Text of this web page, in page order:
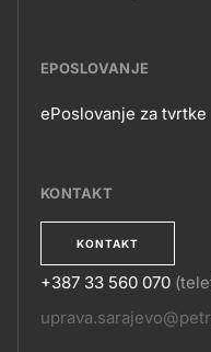
EPOSLOVANJE
ePoslovanje za tvrtke
KONTAKT
KONTAKT
+387 33 560 070